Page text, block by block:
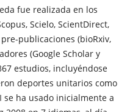
fue realizada en los
Scielo, ScientDirect,
publicaciones (bioRxiv,
(Google Scholar y
estudios, incluyéndose
deportes unitarios como
se ha usado inicialmente a